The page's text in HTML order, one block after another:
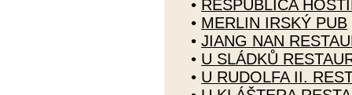
• RESPUBLICA
• MERLIN IRSKÝ PUB
• JIANG NAN
• U SLÁDKŮ
• U RUDOLFA II.